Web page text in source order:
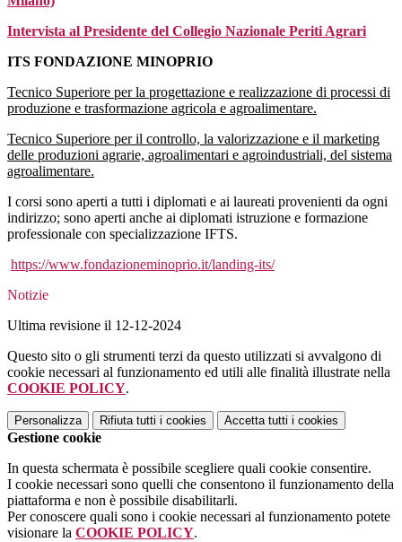
Intervista al Presidente del Collegio Nazionale Periti Agrari
ITS FONDAZIONE MINOPRIO
Tecnico Superiore per la progettazione e realizzazione di processi di
produzione e trasformazione agricola e agroalimentare.
Tecnico Superiore per il controllo, la valorizzazione e il marketing
delle produzioni agrarie, agroalimentari e agroindustriali, del sistema
agroalimentare.
I corsi sono aperti a tutti i diplomati e ai laureati provenienti da ogni
indirizzo; sono aperti anche ai diplomati istruzione e formazione
professionale con specializzazione IFTS.
https://www.fondazioneminoprio.it/landing-its/
Notizie
Ultima revisione il 12-12-2024
Questo sito o gli strumenti terzi da questo utilizzati si avvalgono di
cookie necessari al funzionamento ed utili alle finalità illustrate nella
COOKIE POLICY.
Personalizza Rifiuta tutti i cookies Accetta tutti i cookies
Gestione cookie
In questa schermata è possibile scegliere quali cookie consentire.
I cookie necessari sono quelli che consentono il funzionamento della
piattaforma e non è possibile disabilitarli.
Per conoscere quali sono i cookie necessari al funzionamento potete
visionare la COOKIE POLICY.